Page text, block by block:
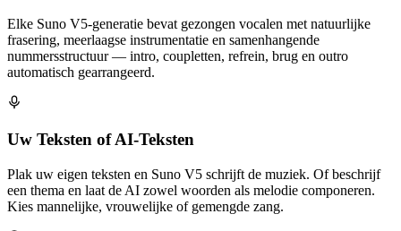
Elke Suno V5-generatie bevat gezongen vocalen met natuurlijke
frasering, meerlaagse instrumentatie en samenhangende
nummersstructuur — intro, coupletten, refrein, brug en outro
automatisch gearrangeerd.
Uw Teksten of AI-Teksten
Plak uw eigen teksten en Suno V5 schrijft de muziek. Of beschrijf
een thema en laat de AI zowel woorden als melodie componeren.
Kies mannelijke, vrouwelijke of gemengde zang.